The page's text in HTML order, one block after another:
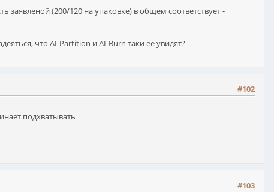
заявленой (200/120 на упаковке) в общем соответствует -
что AI-Partition и AI-Burn таки ее увидят?
#102
подхватывать
#103